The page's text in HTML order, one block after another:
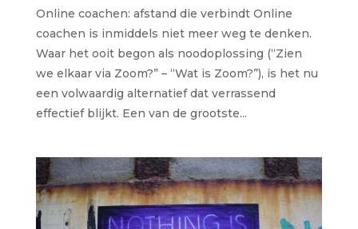
Online coachen: afstand die verbindt Online
coachen is inmiddels niet meer weg te denken.
Waar het ooit begon als noodoplossing (“Zien
we elkaar via Zoom?” – “Wat is Zoom?”), is het nu
een volwaardig alternatief dat verrassend
effectief blijkt. Een van de grootste...